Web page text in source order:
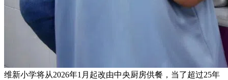
维新小学将从2026年1月起改由中央厨房供餐，当了超过25年